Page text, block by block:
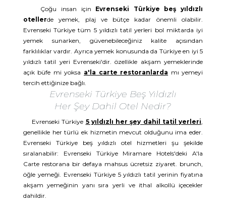
Çoğu insan için Evrenseki Türkiye beş yıldızlı
otellerde yemek, plaj ve bütçe kadar önemli olabilir.
Evrenseki Türkiye tüm 5 yıldızlı tatil yerleri bol miktarda iyi
yemek sunarken, güvenebileceğiniz kalite açısından
farklılıklar vardır. Ayrıca yemek konusunda da Türkiye en iyi 5
yıldızlı tatil yeri Evrenseki'dir. özellikle akşam yemeklerinde
açık büfe mi yoksa a'la carte restoranlarda mı yemeyi
tercih ettiğinize bağlı.
Evrenseki Türkiye Beş Yıldızlı
Her Şey Dahil Otel Nedir?
Evrenseki Türkiye 5 yıldızlı her şey dahil tatil yerleri,
genellikle her türlü ek hizmetin mevcut olduğunu ima eder.
Evrenseki Türkiye beş yıldızlı otel hizmetleri şu şekilde
sıralanabilir: Evrenseki Türkiye Miramare Hotels'deki A'la
Carte restorana bir defaya mahsus ücretsiz ziyaret. brunch,
öğle yemeği. Evrenseki Türkiye 5 yıldızlı tatil yerinin fiyatına
akşam yemeğinin yanı sıra yerli ve ithal alkollü içecekler
dahildir.